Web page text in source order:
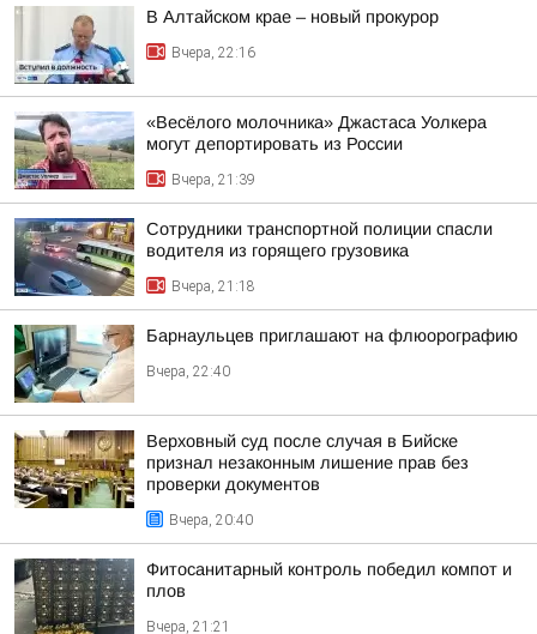
В Алтайском крае – новый прокурор
Вчера, 22:16
«Весёлого молочника» Джастаса Уолкера
могут депортировать из России
Вчера, 21:39
Сотрудники транспортной полиции спасли
водителя из горящего грузовика
Вчера, 21:18
Барнаульцев приглашают на флюорографию
Вчера, 22:40
Верховный суд после случая в Бийске
признал незаконным лишение прав без
проверки документов
Вчера, 20:40
Фитосанитарный контроль победил компот и
плов
Вчера, 21:21